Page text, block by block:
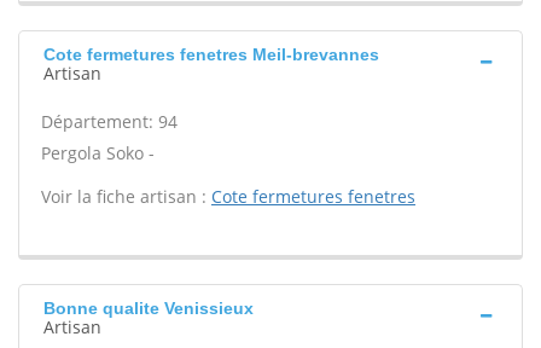
Cote fermetures fenetres Meil-brevannes
Artisan
Département: 94
Pergola Soko -
Voir la fiche artisan : Cote fermetures fenetres
Bonne qualite Venissieux
Artisan